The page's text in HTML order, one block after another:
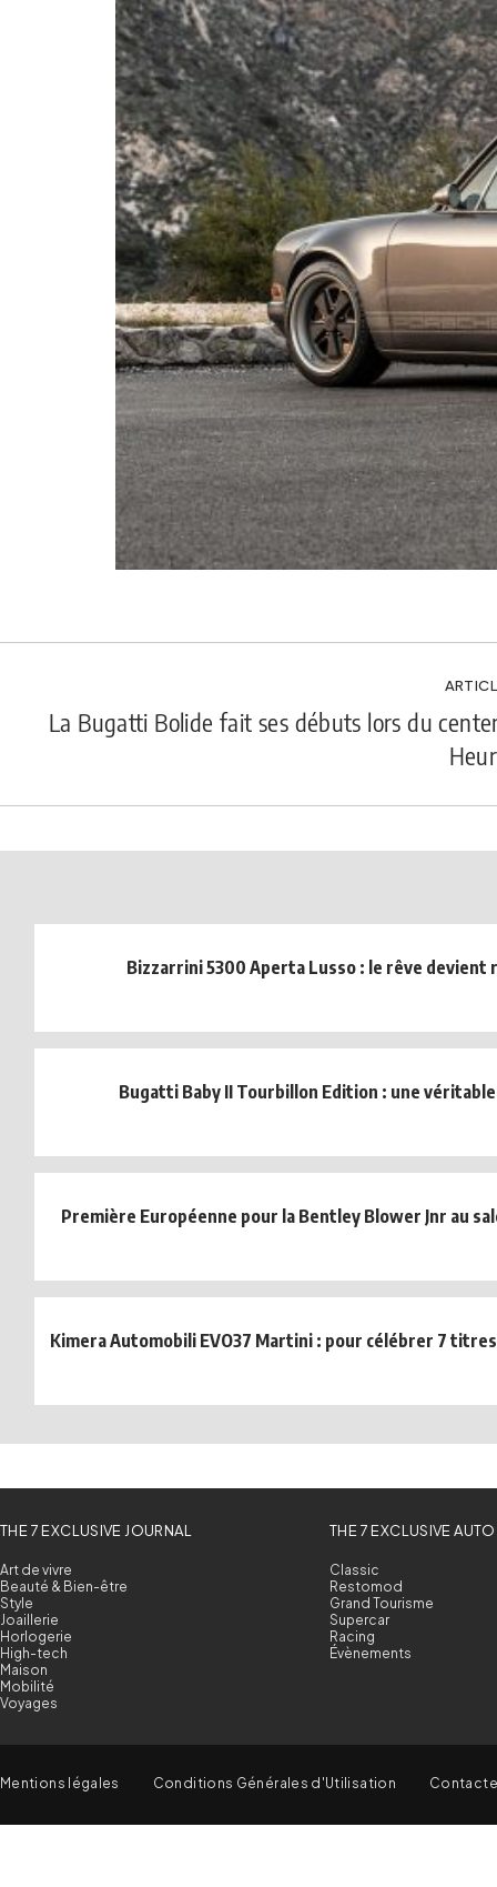
La Bugatti Bolide fait ses débuts lors du
Bizzarrini 5300 Aperta Lusso : le rêve devient
Bugatti Baby II Tourbillon Edition : une
Première Européenne pour la Bentley Blower Jnr au
Kimera Automobili EVO37 Martini : pour célébrer 7
THE 7 EXCLUSIVE JOURNAL
Art de vivre
Beauté & Bien-être
Style
Joaillerie
Horlogerie
High-tech
Maison
Mobilité
Voyages
THE 7 EXCLUSIVE AUTO
Classic
Restomod
Grand Tourisme
Supercar
Racing
Évènements
Mentions légales Conditions Générales d'Utilisation